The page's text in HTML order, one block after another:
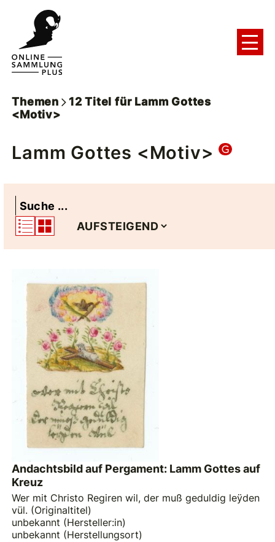
Themen 12Titel für Lamm Gottes
<Motiv>
Lamm Gottes <Motiv>
Andachtsbild auf Pergament: Lamm Gottes auf
Kreuz
Wer mit Christo Regiren wil, der muß geduldig leÿden
vül. (Originaltitel)
unbekannt (Hersteller:in)
unbekannt (Herstellungsort)